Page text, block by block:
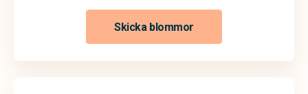
Skicka blommor